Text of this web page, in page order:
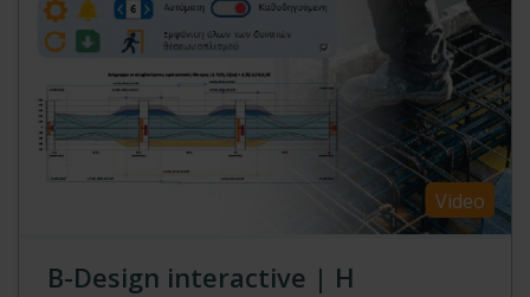
Video
Β-Design interactive | Η